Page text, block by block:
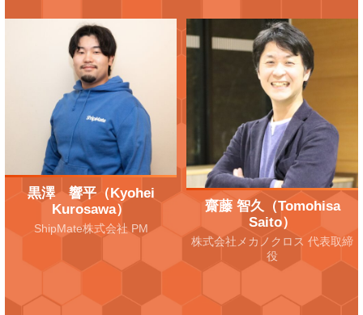
黒澤 響平（Kyohei
Kurosawa）
ShipMate株式会社 PM
齋藤 智久（Tomohisa
Saito）
株式会社メカノクロス 代表取締
役